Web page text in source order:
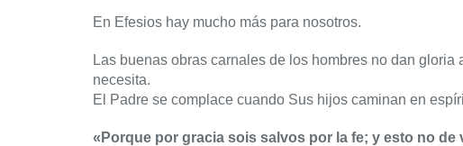
En Efesios hay mucho más para nosotros.
Las buenas obras carnales de los hombres no dan
necesita.
El Padre se complace cuando Sus hijos caminan en
«Porque por gracia sois salvos por la fe; y esto no de